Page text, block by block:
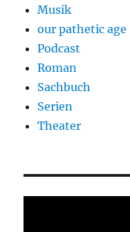
Musik
our pathetic
Podcast
Roman
Sachbuch
Serien
Theater